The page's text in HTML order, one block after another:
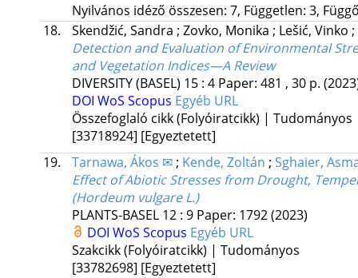
Nyilvános idéző összesen: 7, Független: 3,
18.
Skendžić, Sandra ; Zovko, Monika ; Lešić, Vinko ;
Detection and Evaluation of Environmental
and Vegetation Indices—A Review
DIVERSITY (BASEL) 15: 4 Paper: 481 , 30 p.
DOI WoS Scopus Egyéb URL
Összefoglaló cikk (Folyóiratcikk) | Tudományos
[33718924] [Egyeztetett]
19.
Tarnawa, Ákos ✉; Kende, Zoltán ; Sghaier,
Effect of Abiotic Stresses from Drought,
(Hordeum vulgare L.)
PLANTS-BASEL 12: 9 Paper: 1792(2023)
DOI WoS Scopus Egyéb URL
Szakcikk (Folyóiratcikk) | Tudományos
[33782698] [Egyeztetett]